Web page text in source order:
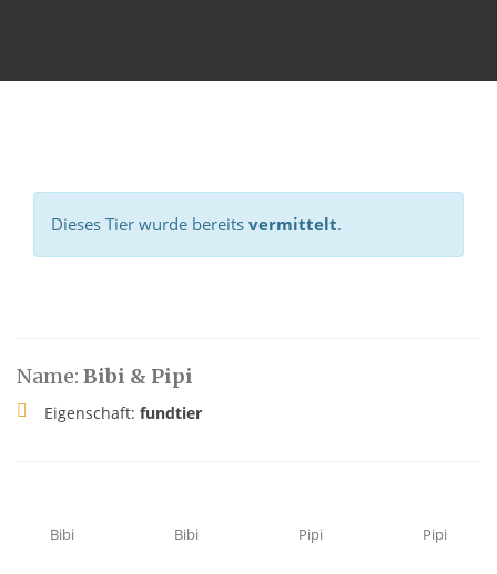
Dieses Tier wurde bereits vermittelt.
Name: Bibi & Pipi
Eigenschaft: fundtier
Bibi Bibi Pipi Pipi